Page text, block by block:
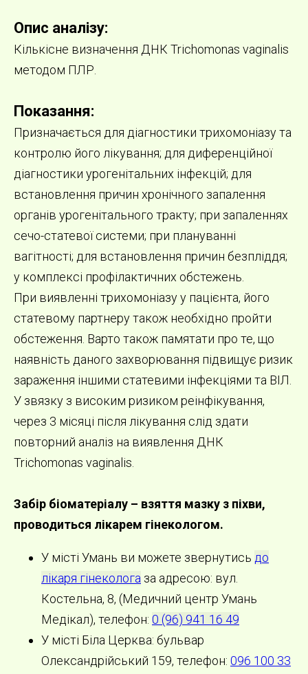
Опис аналізу:
Кількісне визначення ДНК Trichomonas vaginalis
методом ПЛР.
Показання:
Призначається для діагностики трихомоніазу та
контролю його лікування; для диференційної
діагностики урогенітальних інфекцій; для
встановлення причин хронічного запалення
органів урогенітального тракту; при запаленнях
сечо-статевої системи; при плануванні
вагітності; для встановлення причин безпліддя;
у комплексі профілактичних обстежень.
При виявленні трихомоніазу у пацієнта, його
статевому партнеру також необхідно пройти
обстеження. Варто також памятати про те, що
наявність даного захворювання підвищує ризик
зараження іншими статевими інфекціями та ВІЛ.
У звязку з високим ризиком реінфікування,
через 3 місяці після лікування слід здати
повторний аналіз на виявлення ДНК
Trichomonas vaginalis.
Забір біоматеріалу – взяття мазку з піхви,
проводиться лікарем гінекологом.
У місті Умань ви можете звернутись до
лікаря гінеколога за адресою: вул.
Костельна, 8, (Медичний центр Умань
Медікал), телефон: 0 (96) 941 16 49
У місті Біла Церква: бульвар
Олександрійський 159, телефон: 096 100 33